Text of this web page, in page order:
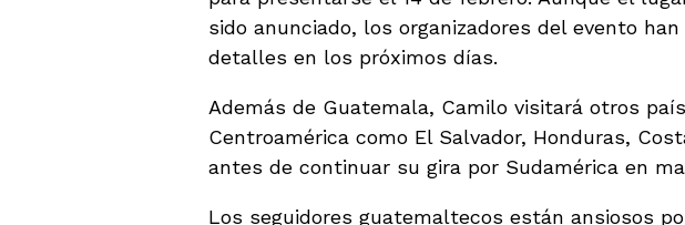
sido anunciado, los organizadores del evento
detalles en los próximos días.
Además de Guatemala, Camilo visitará otros
Centroamérica como El Salvador, Honduras,
antes de continuar su gira por Sudamérica en
Los seguidores guatemaltecos están ansiosos